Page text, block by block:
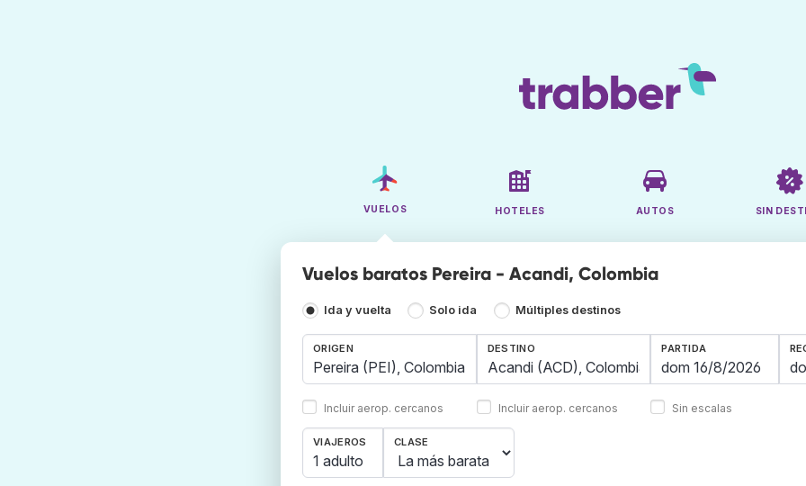
VUELOS HOTELES AUTOS SIN
Vuelos baratos Pereira - Acandi, Colombia
Ida y vuelta Solo ida Múltiples destinos
ORIGEN
Incluir aerop. cercanos
DESTINO
Incluir aerop. cercanos
PARTIDA
Sin escalas
VIAJEROS
1 adulto
CLASE